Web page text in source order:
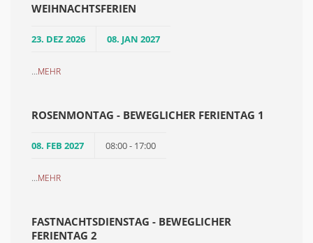
WEIHNACHTSFERIEN
23. DEZ 2026 08. JAN 2027
...MEHR
ROSENMONTAG - BEWEGLICHER FERIENTAG 1
08. FEB 2027 08:00 - 17:00
...MEHR
FASTNACHTSDIENSTAG - BEWEGLICHER
FERIENTAG 2